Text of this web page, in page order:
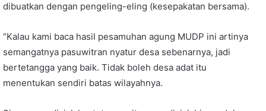
dibuatkan dengan pengeling-eling (kesepakatan bersama).
“Kalau kami baca hasil pesamuhan agung MUDP ini artinya
semangatnya pasuwitran nyatur desa sebenarnya, jadi
bertetangga yang baik. Tidak boleh desa adat itu
menentukan sendiri batas wilayahnya.